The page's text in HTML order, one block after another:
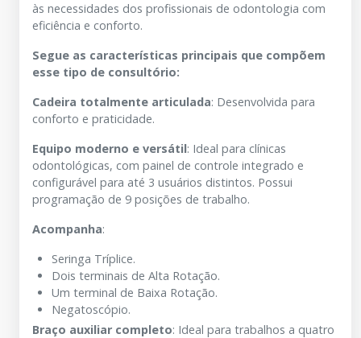
às necessidades dos profissionais de odontologia com
eficiência e conforto.
Segue as características principais que compõem
esse tipo de consultório:
Cadeira totalmente articulada: Desenvolvida para
conforto e praticidade.
Equipo moderno e versátil: Ideal para clínicas
odontológicas, com painel de controle integrado e
configurável para até 3 usuários distintos. Possui
programação de 9 posições de trabalho.
Acompanha:
Seringa Tríplice.
Dois terminais de Alta Rotação.
Um terminal de Baixa Rotação.
Negatoscópio.
Braço auxiliar completo: Ideal para trabalhos a quatro